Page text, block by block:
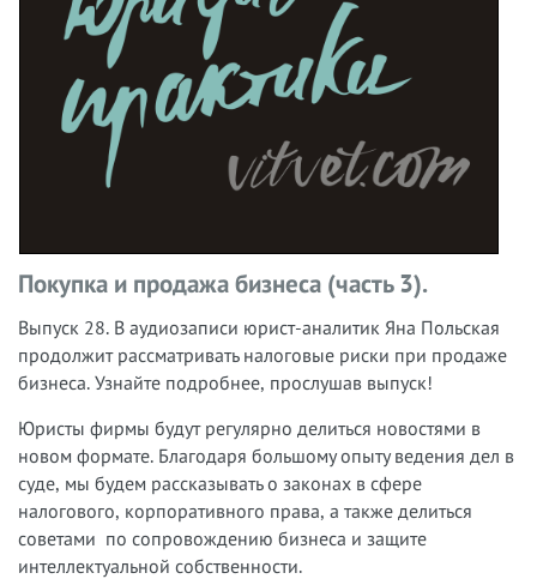
Покупка и продажа бизнеса (часть 3).
Выпуск 28. В аудиозаписи юрист-аналитик Яна Польская
продолжит рассматривать налоговые риски при продаже
бизнеса. Узнайте подробнее, прослушав выпуск!
Юристы фирмы будут регулярно делиться новостями в
новом формате. Благодаря большому опыту ведения дел в
суде, мы будем рассказывать о законах в сфере
налогового, корпоративного права, а также делиться
советами по сопровождению бизнеса и защите
интеллектуальной собственности.